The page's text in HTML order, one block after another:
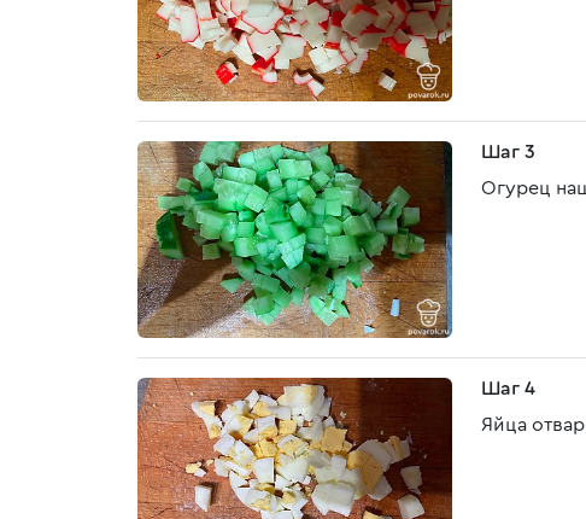
Шаг 3
Огурец
Шаг 4
Яйца